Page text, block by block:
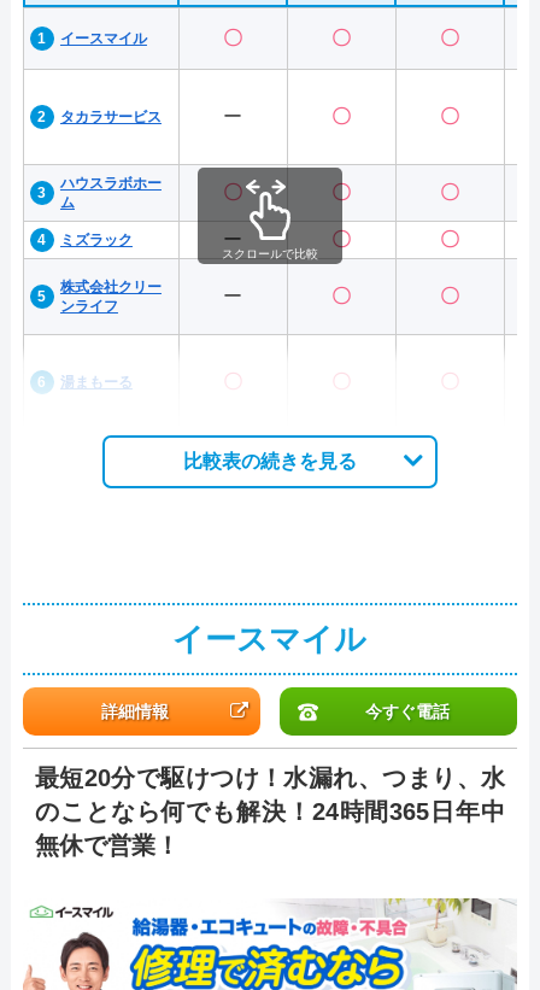
イースマイル 〇 〇 〇
タカラサービス ー 〇 〇
ハウスラボホー
ム
〇 〇 〇
ミズラック ー 〇 〇
株式会社クリー
ンライフ
ー 〇 〇
湯まもーる 〇 〇 〇
スクロールで比較
比較表の続きを見る
イースマイル
詳細情報 今すぐ電話
最短20分で駆けつけ！水漏れ、つまり、水
のことなら何でも解決！24時間365日年中
無休で営業！